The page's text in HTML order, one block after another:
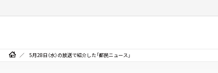
5月28日（水）の放送で紹介した「都民ニュース」